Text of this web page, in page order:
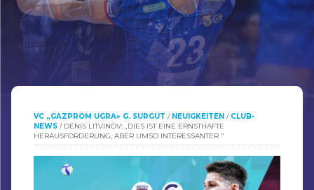
VC „GAZPROM UGRA» G. SURGUT / NEUIGKEITEN / CLUB-
NEWS / DENIS LITVINOV: „DIES IST EINE ERNSTHAFTE
HERAUSFORDERUNG, ABER UMSO INTERESSANTER "